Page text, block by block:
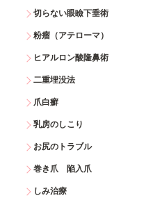
切らない眼瞼下垂術
粉瘤（アテローマ）
ヒアルロン酸隆鼻術
二重埋没法
爪白癬
乳房のしこり
お尻のトラブル
巻き爪 陥入爪
しみ治療